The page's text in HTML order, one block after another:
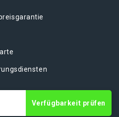
Verfügbarkeit prüfen